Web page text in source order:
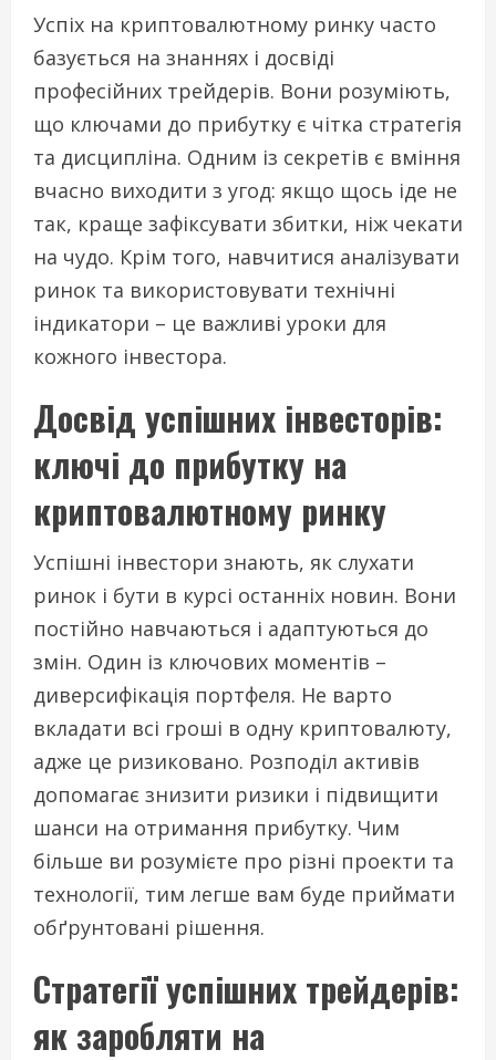
Успіх на криптовалютному ринку часто
базується на знаннях і досвіді
професійних трейдерів. Вони розуміють,
що ключами до прибутку є чітка стратегія
та дисципліна. Одним із секретів є вміння
вчасно виходити з угод: якщо щось іде не
так, краще зафіксувати збитки, ніж чекати
на чудо. Крім того, навчитися аналізувати
ринок та використовувати технічні
індикатори – це важливі уроки для
кожного інвестора.
Досвід успішних інвесторів:
ключі до прибутку на
криптовалютному ринку
Успішні інвестори знають, як слухати
ринок і бути в курсі останніх новин. Вони
постійно навчаються і адаптуються до
змін. Один із ключових моментів –
диверсифікація портфеля. Не варто
вкладати всі гроші в одну криптовалюту,
адже це ризиковано. Розподіл активів
допомагає знизити ризики і підвищити
шанси на отримання прибутку. Чим
більше ви розумієте про різні проекти та
технології, тим легше вам буде приймати
обґрунтовані рішення.
Стратегії успішних трейдерів:
як заробляти на